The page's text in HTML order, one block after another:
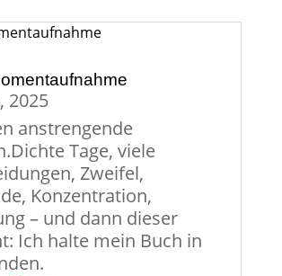
2025
anstrengende
Tage, viele
Zweifel,
Konzentration,
– und dann dieser
Ich halte mein Buch in